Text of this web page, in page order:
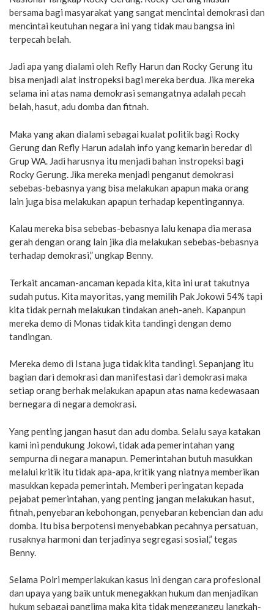
bersama bagi masyarakat yang sangat mencintai demokrasi dan
mencintai keutuhan negara ini yang tidak mau bangsa ini
terpecah belah.
Jadi apa yang dialami oleh Refly Harun dan Rocky Gerung itu
bisa menjadi alat instropeksi bagi mereka berdua. Jika mereka
selama ini atas nama demokrasi semangatnya adalah pecah
belah, hasut, adu domba dan fitnah.
Maka yang akan dialami sebagai kualat politik bagi Rocky
Gerung dan Refly Harun adalah info yang kemarin beredar di
Grup WA. Jadi harusnya itu menjadi bahan instropeksi bagi
Rocky Gerung. Jika mereka menjadi penganut demokrasi
sebebas-bebasnya yang bisa melakukan apapun maka orang
lain juga bisa melakukan apapun terhadap kepentingannya.
Kalau mereka bisa sebebas-bebasnya lalu kenapa dia merasa
gerah dengan orang lain jika dia melakukan sebebas-bebasnya
terhadap demokrasi,” ungkap Benny.
Terkait ancaman-ancaman kepada kita, kita ini urat takutnya
sudah putus. Kita mayoritas, yang memilih Pak Jokowi 54% tapi
kita tidak pernah melakukan tindakan aneh-aneh. Kapanpun
mereka demo di Monas tidak kita tandingi dengan demo
tandingan.
Mereka demo di Istana juga tidak kita tandingi. Sepanjang itu
bagian dari demokrasi dan manifestasi dari demokrasi maka
setiap orang berhak melakukan apapun atas nama kedewasaan
bernegara di negara demokrasi.
Yang penting jangan hasut dan adu domba. Selalu saya katakan
kami ini pendukung Jokowi, tidak ada pemerintahan yang
sempurna di negara manapun. Pemerintahan butuh masukkan
melalui kritik itu tidak apa-apa, kritik yang niatnya memberikan
masukkan kepada pemerintah. Memberi peringatan kepada
pejabat pemerintahan, yang penting jangan melakukan hasut,
fitnah, penyebaran kebohongan, penyebaran kebencian dan adu
domba. Itu bisa berpotensi menyebabkan pecahnya persatuan,
rusaknya harmoni dan terjadinya segregasi sosial,” tegas
Benny.
Selama Polri memperlakukan kasus ini dengan cara profesional
dan upaya yang baik untuk menegakkan hukum dan menjadikan
hukum sebagai panglima maka kita tidak mengganggu langkah-